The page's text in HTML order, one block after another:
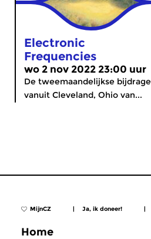
Electronic
Frequencies
wo 2 nov 2022 23:00 uur
De tweemaandelijkse bijdrage
vanuit Cleveland, Ohio van...
MijnCZ | Ja, ik doneer! |
Home